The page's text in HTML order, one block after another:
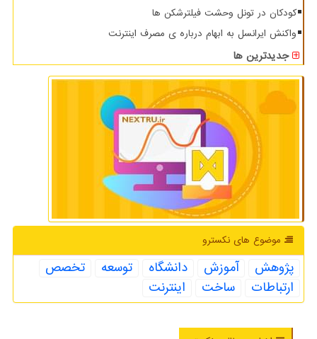
کودکان در تونل وحشت فیلترشکن ها
واکنش ایرانسل به ابهام درباره ی مصرف اینترنت
جدیدترین ها
موضوع های نكسترو
پژوهش آموزش دانشگاه توسعه
تخصص
ارتباطات
ساخت اینترنت